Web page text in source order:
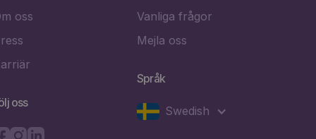
oss
oss
Vanliga frågor
Mejla oss
Språk
Swedish